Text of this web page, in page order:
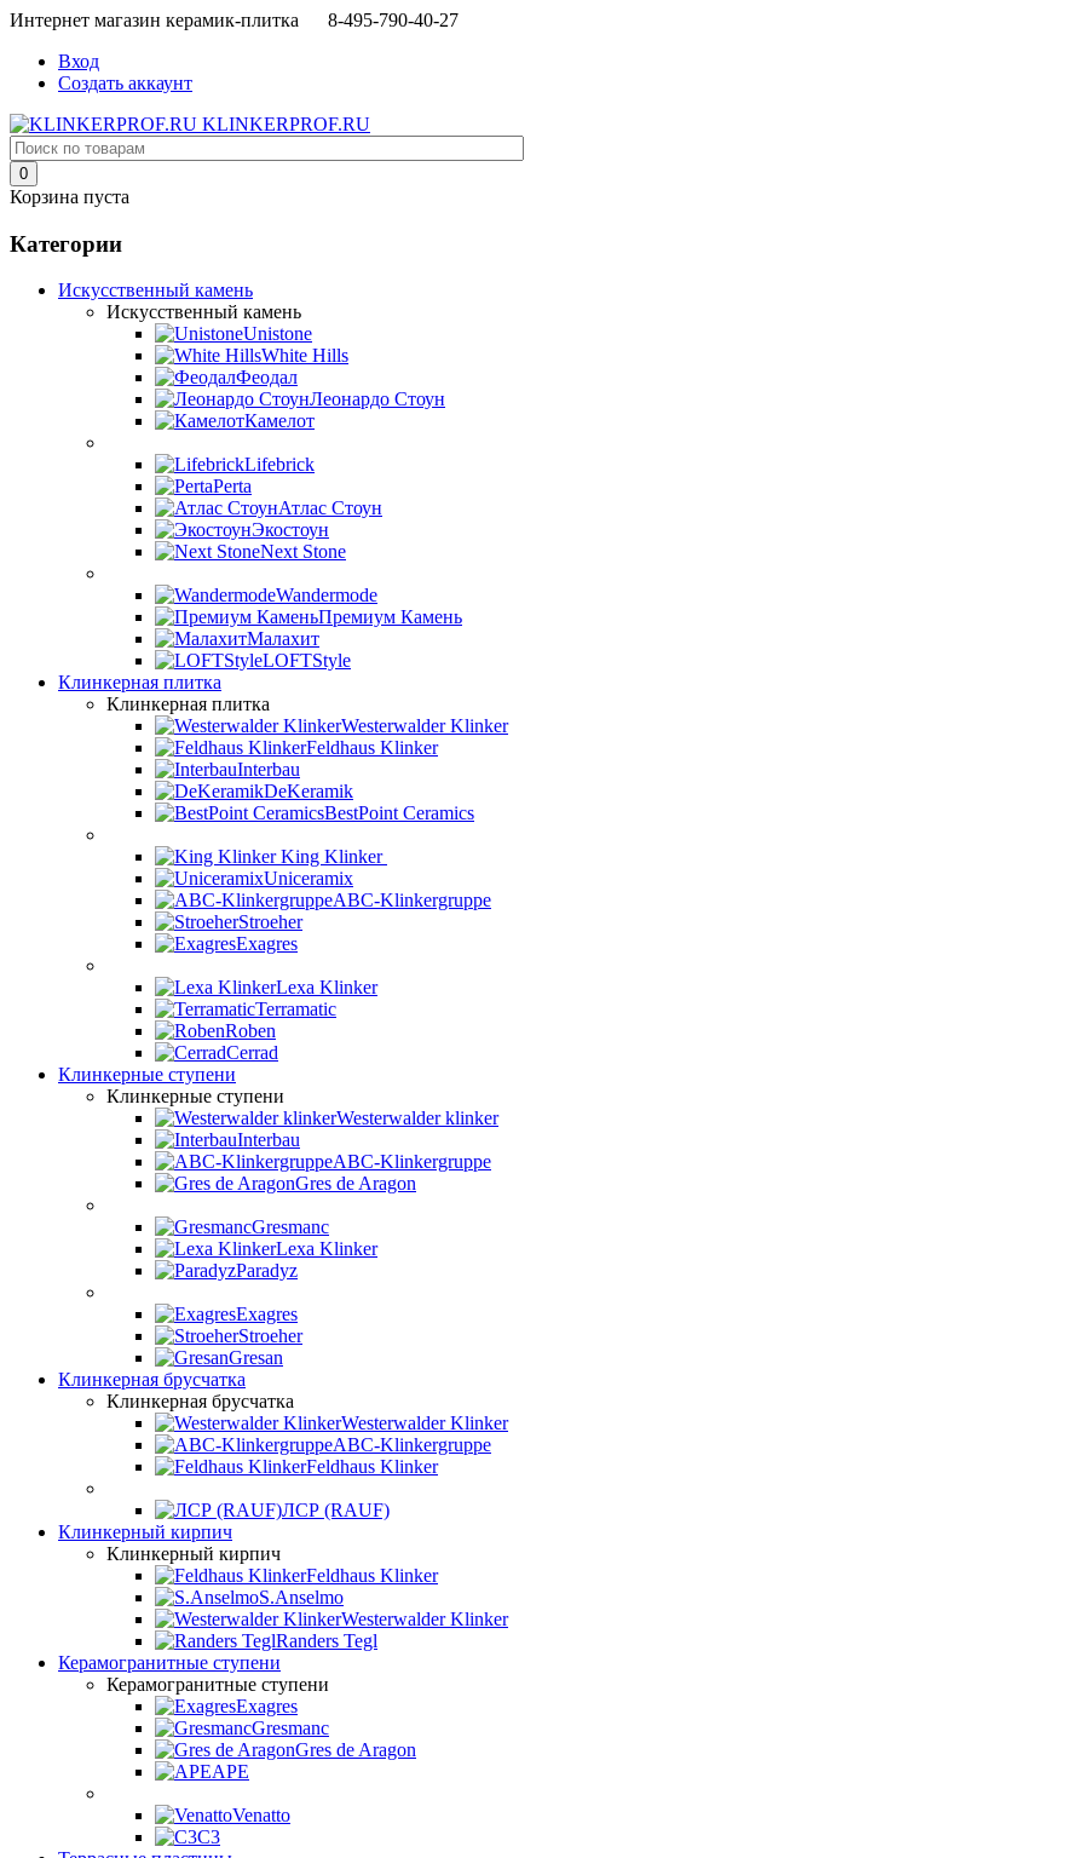
Интернет магазин керамик-плитка 8-495-790-40-27
Вход
Создать аккаунт
KLINKERPROF.RU
0
Корзина пуста
Категории
Искусственный камень
Искусственный камень
Unistone
White Hills
Феодал
Леонардо Стоун
Камелот
Lifebrick
Perta
Атлас Стоун
Экостоун
Next Stone
Wandermode
Премиум Камень
Малахит
LOFTStyle
Клинкерная плитка
Клинкерная плитка
Westerwalder Klinker
Feldhaus Klinker
Interbau
DeKeramik
BestPoint Ceramics
King Klinker
Uniceramix
ABC-Klinkergruppe
Stroeher
Exagres
Lexa Klinker
Terramatic
Roben
Cerrad
Клинкерные ступени
Клинкерные ступени
Westerwalder klinker
Interbau
ABC-Klinkergruppe
Gres de Aragon
Gresmanc
Lexa Klinker
Paradyz
Exagres
Stroeher
Gresan
Клинкерная брусчатка
Клинкерная брусчатка
Westerwalder Klinker
ABC-Klinkergruppe
Feldhaus Klinker
ЛСР (RAUF)
Клинкерный кирпич
Клинкерный кирпич
Feldhaus Klinker
S.Anselmo
Westerwalder Klinker
Randers Tegl
Керамогранитные ступени
Керамогранитные ступени
Exagres
Gresmanc
Gres de Aragon
APE
Venatto
C3